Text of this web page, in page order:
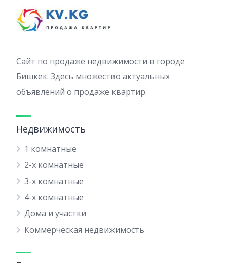
Сайт по продаже недвижимости в городе
Бишкек. Здесь множество актуальных
объявлений о продаже квартир.
Недвижимость
1 комнатные
2-х комнатные
3-х комнатные
4-х комнатные
Дома и участки
Коммерческая недвижимость